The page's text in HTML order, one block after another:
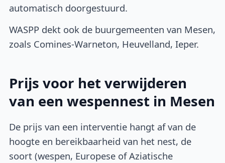
automatisch doorgestuurd.
WASPP dekt ook de buurgemeenten van Mesen,
zoals Comines-Warneton, Heuvelland, Ieper.
Prijs voor het verwijderen
van een wespennest in Mesen
De prijs van een interventie hangt af van de
hoogte en bereikbaarheid van het nest, de
soort (wespen, Europese of Aziatische